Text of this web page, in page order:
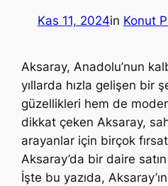
Kas 11, 2024in Konut
Aksaray, Anadolu’nun
yıllarda hızla gelişen bir
güzellikleri hem de
dikkat çeken Aksaray,
arayanlar için birçok
Aksaray’da bir daire
İşte bu yazıda,